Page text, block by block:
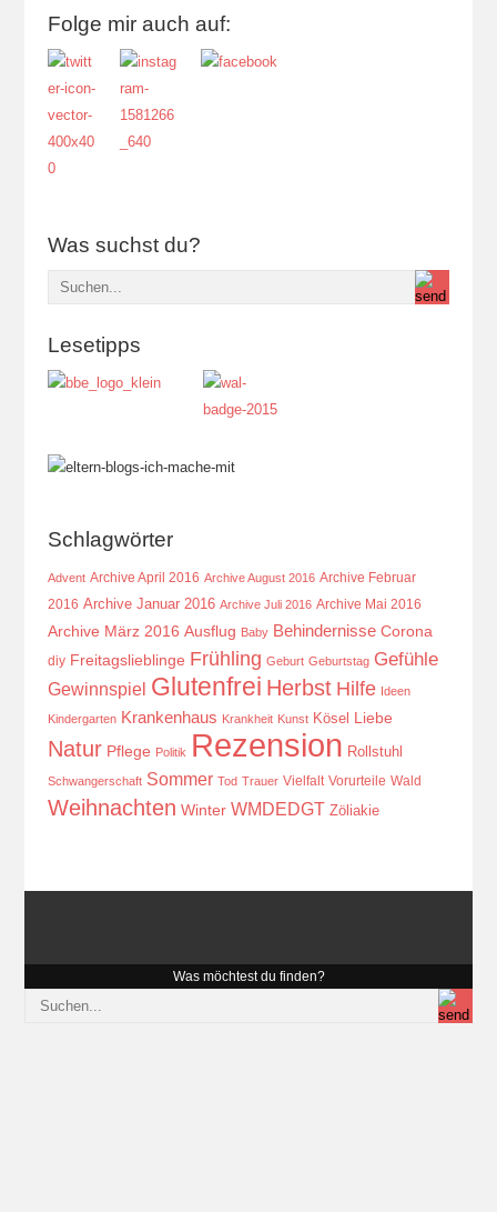
Folge mir auch auf:
Was suchst du?
Lesetipps
Schlagwörter
Advent Archive April 2016 Archive August 2016 Archive Februar
2016 Archive Januar 2016 Archive Juli 2016 Archive Mai 2016
Archive März 2016 Ausflug Baby Behindernisse Corona
diy Freitagslieblinge Frühling Geburt Geburtstag Gefühle
Gewinnspiel Glutenfrei Herbst Hilfe Ideen
Kindergarten Krankenhaus Krankheit Kunst Kösel Liebe
Natur Pflege Politik Rezension Rollstuhl
Schwangerschaft Sommer Tod Trauer Vielfalt Vorurteile Wald
Weihnachten Winter WMDEDGT Zöliakie
Was möchtest du finden?